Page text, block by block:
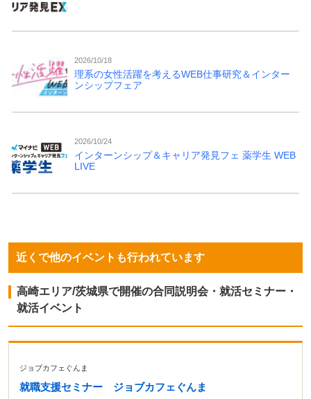
2026/10/18
理系の女性活躍を考えるWEB仕事研究＆インター
ンシップフェア
2026/10/24
インターンシップ＆キャリア発見フェ 薬学生 WEB
LIVE
近くで他のイベントも行われています
高崎エリア/茨城県で開催の合同説明会・就活セミナー・
就活イベント
ジョブカフェぐんま
就職支援セミナー ジョブカフェぐんま